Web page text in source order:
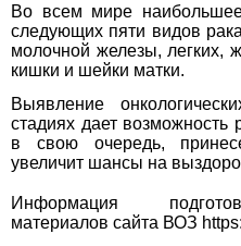
Во всем мире
следующих пяти видов
молочной железы, легких,
кишки и шейки матки.
Выявление
стадиях дает возможность
в свою очередь,
увеличит шансы на
Информация
материалов сайта ВОЗ